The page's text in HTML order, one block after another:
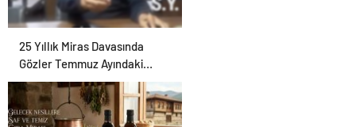
25 Yıllık Miras Davasında
Gözler Temmuz Ayındaki
Karar Duruşmasına Çevrildi